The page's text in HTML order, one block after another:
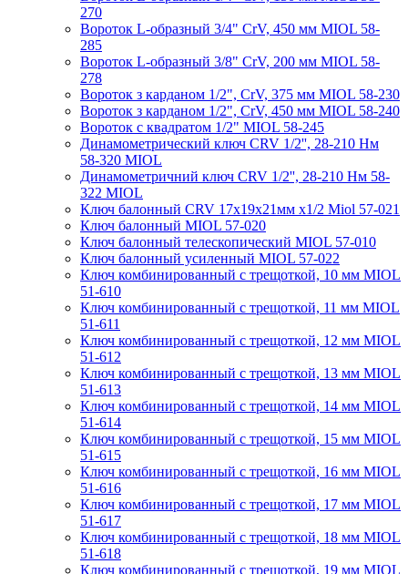
270
Вороток L-образный 3/4" CrV, 450 мм MIOL 58-
285
Вороток L-образный 3/8" CrV, 200 мм MIOL 58-
278
Вороток з карданом 1/2", CrV, 375 мм MIOL 58-230
Вороток з карданом 1/2", CrV, 450 мм MIOL 58-240
Вороток с квадратом 1/2" MIOL 58-245
Динамометрический ключ CRV 1/2'', 28-210 Нм
58-320 MIOL
Динамометричний ключ CRV 1/2'', 28-210 Нм 58-
322 MIOL
Ключ балонный CRV 17х19х21мм х1/2 Miol 57-021
Ключ балонный MIOL 57-020
Ключ балонный телескопический MIOL 57-010
Ключ балонный усиленный MIOL 57-022
Ключ комбинированный с трещоткой, 10 мм MIOL
51-610
Ключ комбинированный с трещоткой, 11 мм MIOL
51-611
Ключ комбинированный с трещоткой, 12 мм MIOL
51-612
Ключ комбинированный с трещоткой, 13 мм MIOL
51-613
Ключ комбинированный с трещоткой, 14 мм MIOL
51-614
Ключ комбинированный с трещоткой, 15 мм MIOL
51-615
Ключ комбинированный с трещоткой, 16 мм MIOL
51-616
Ключ комбинированный с трещоткой, 17 мм MIOL
51-617
Ключ комбинированный с трещоткой, 18 мм MIOL
51-618
Ключ комбинированный с трещоткой, 19 мм MIOL